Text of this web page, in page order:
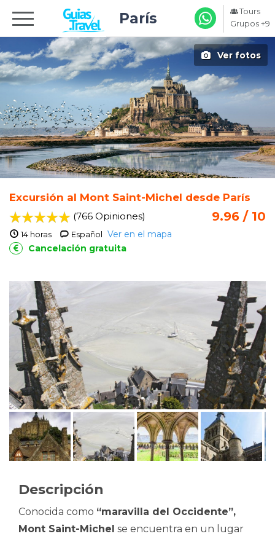
París
Tours
Grupos +9
Ver fotos
Excursión al Mont Saint-Michel desde París
9.96 / 10
(766 Opiniones)
Español
14 horas
Ver en el mapa
Cancelación gratuita
Descripción
Conocida como “maravilla del Occidente”,
Mont Saint-Michel se encuentra en un lugar